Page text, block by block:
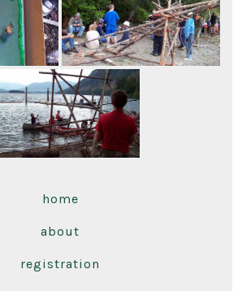
home
about
registration